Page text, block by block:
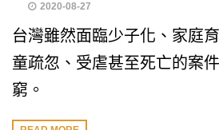
2020-08-27
台灣雖然面臨少子化、家庭
童疏忽、受虐甚至死亡的案
窮。